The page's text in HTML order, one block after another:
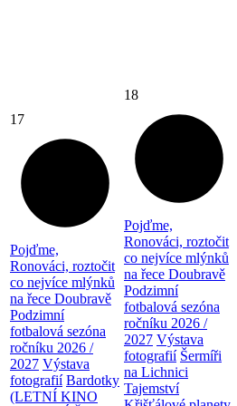
17
Pojďme,
Ronováci, roztočit
co nejvíce mlýnků
na řece Doubravě
Podzimní
fotbalová sezóna
ročníku 2026 /
2027 Výstava
fotografií Bardotky
(LETNÍ KINO
18
Pojďme,
Ronováci, roztočit
co nejvíce mlýnků
na řece Doubravě
Podzimní
fotbalová sezóna
ročníku 2026 /
2027 Výstava
fotografií Šermíři
na Lichnici
Tajemství